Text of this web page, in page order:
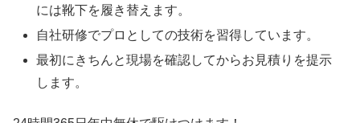
には靴下を履き替えます。
自社研修でプロとしての技術を習得しています。
最初にきちんと現場を確認してからお見積りを提示
します。